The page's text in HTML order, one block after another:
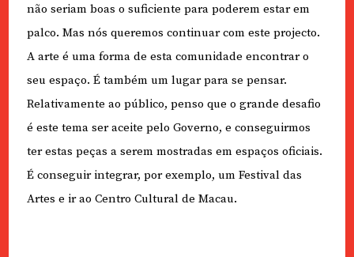
não seriam boas o suficiente para poderem estar em
palco. Mas nós queremos continuar com este projecto.
A arte é uma forma de esta comunidade encontrar o
seu espaço. É também um lugar para se pensar.
Relativamente ao público, penso que o grande desafio
é este tema ser aceite pelo Governo, e conseguirmos
ter estas peças a serem mostradas em espaços oficiais.
É conseguir integrar, por exemplo, um Festival das
Artes e ir ao Centro Cultural de Macau.